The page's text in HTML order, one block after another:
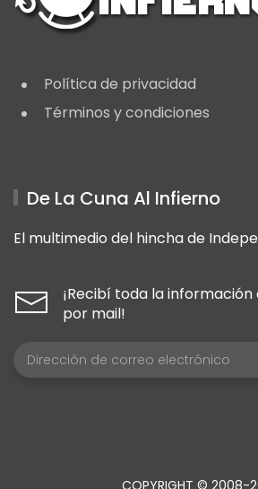
Política de privacidad
Términos y condiciones
De La Cuna Al Infierno
El multimedio del hincha de
¡Recibí toda la información
por mail!
COPYRIGHT © 2008-